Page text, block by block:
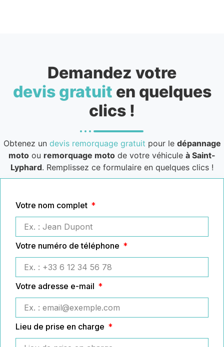
Demandez votre
devis gratuit en quelques
clics !
Obtenez un devis remorquage gratuit pour le dépannage
moto ou remorquage moto de votre véhicule à Saint-
Lyphard. Remplissez ce formulaire en quelques clics !
Votre nom complet
Votre numéro de téléphone
Votre adresse e-mail
Lieu de prise en charge